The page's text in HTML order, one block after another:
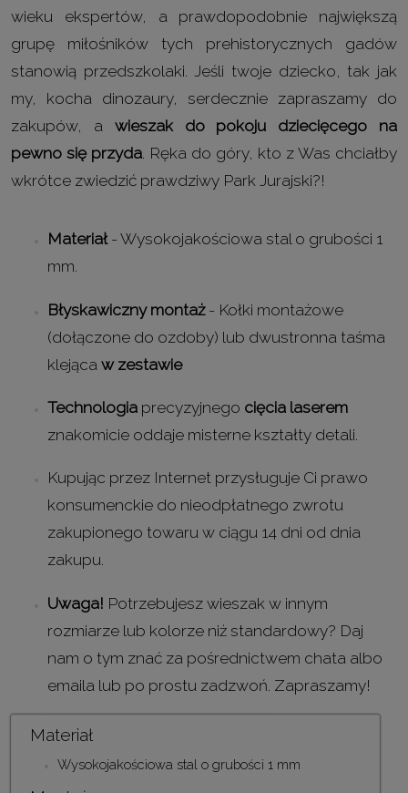
wieku ekspertów, a prawdopodobnie największą
grupę miłośników tych prehistorycznych gadów
stanowią przedszkolaki. Jeśli twoje dziecko, tak jak
my, kocha dinozaury, serdecznie zapraszamy do
zakupów, a wieszak do pokoju dziecięcego na
pewno się przyda . Ręka do góry, kto z Was chciałby
wkrótce zwiedzić prawdziwy Park Jurajski?!
Materiał- Wysokojakościowa stal o grubości 1
mm.
Błyskawiczny montaż- Kołki montażowe
(dołączone do ozdoby) lub dwustronna taśma
klejąca w zestawie
Technologia precyzyjnego cięcia laserem
znakomicie oddaje misterne kształty detali.
Kupując przez Internet przysługuje Ci prawo
konsumenckie do nieodpłatnego zwrotu
zakupionego towaru w ciągu 14 dni od dnia
zakupu.
Uwaga! Potrzebujesz wieszak w innym
rozmiarze lub kolorze niż standardowy? Daj
nam o tym znać za pośrednictwem chata albo
emaila lub po prostu zadzwoń. Zapraszamy!
Materiał
Wysokojakościowa stal o grubości 1 mm